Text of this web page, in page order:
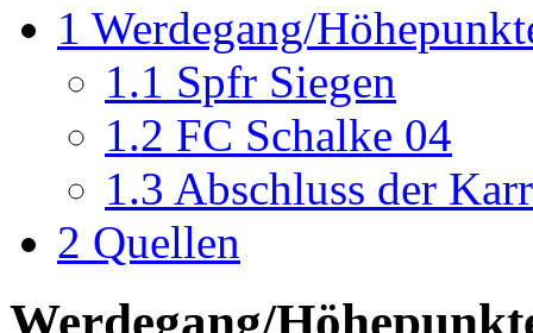
1 Werdegang/
1.1 Spfr Siegen
1.2 FC Schalke 04
1.3 Abschluss der
2 Quellen
Werdegang/